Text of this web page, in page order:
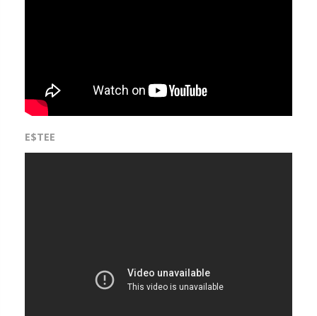
E$TEE